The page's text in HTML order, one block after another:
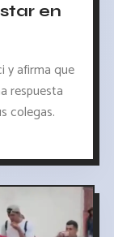
en
y afirma que
respuesta
colegas.